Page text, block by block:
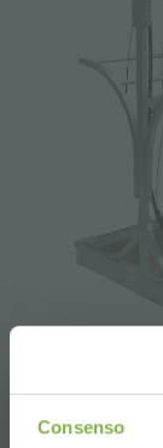
Consenso